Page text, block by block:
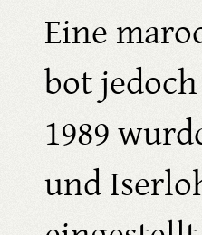
Eine
bot
1989
und